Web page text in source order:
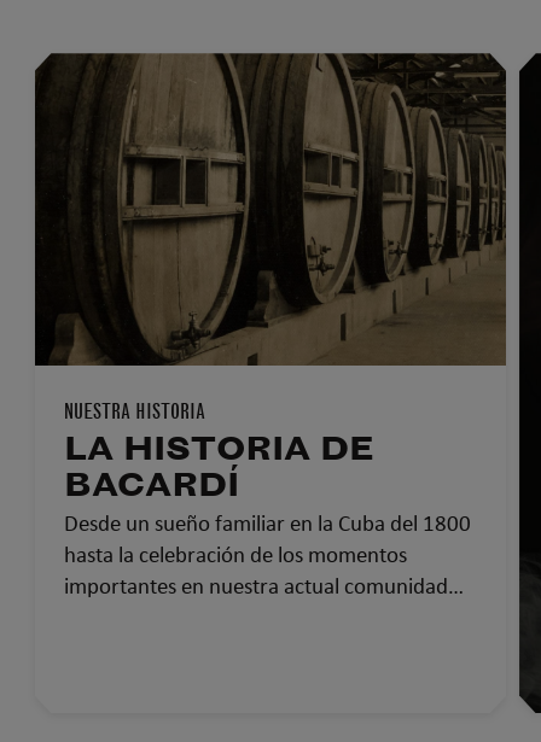
NUESTRA HISTORIA
LA HISTORIA DE
BACARDÍ
Desde un sueño familiar en la Cuba del 1800
hasta la celebración de los momentos
importantes en nuestra actual comunidad